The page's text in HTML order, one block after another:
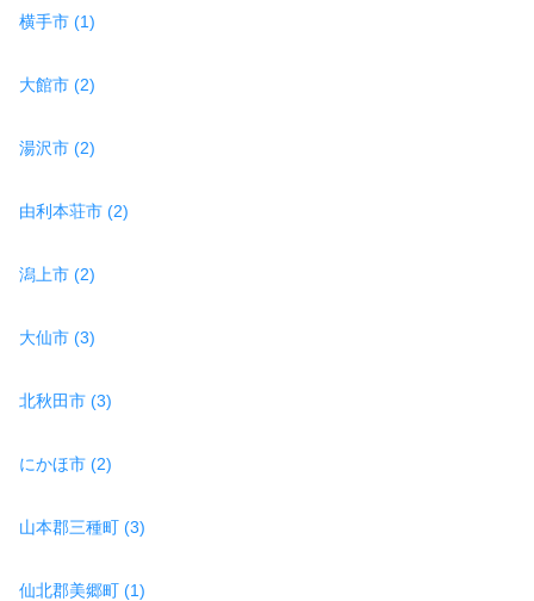
横手市 (1)
大館市 (2)
湯沢市 (2)
由利本荘市 (2)
潟上市 (2)
大仙市 (3)
北秋田市 (3)
にかほ市 (2)
山本郡三種町 (3)
仙北郡美郷町 (1)